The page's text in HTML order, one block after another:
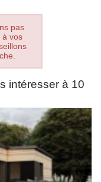
pas
à vos
intéresser à 10